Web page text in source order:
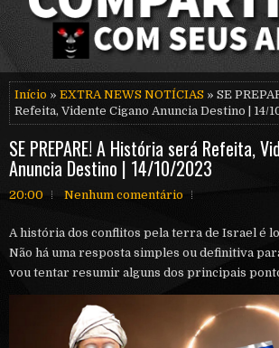
Início » EXTRA NEWS NOTÍCIAS » SE
Refeita, Vidente Cigano Anuncia Destino | 14/
SE PREPARE! A História será Refeita,
Anuncia Destino | 14/10/2023
20:00 Nenhum comentário
A história dos conflitos pela terra de Israel é
Não há uma resposta simples ou definitiva
vou tentar resumir alguns dos principais